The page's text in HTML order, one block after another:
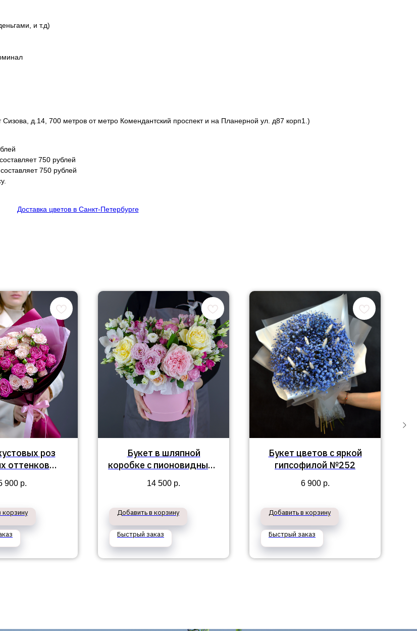
и т.д)
д.14, 700 метров от метро Комендантский проспект и на Планерной ул. д87 корп1.)
750 рублей
750 рублей
Доставка цветов в Санкт-Петербурге
роз
оттенков
900 р.
корзину
Букет в шляпной
коробке с пионовидными
и кустовыми розами
"Шамбери"
14 500 р.
Добавить в корзину
Быстрый заказ
Букет цветов с яркой
гипсофилой №252
6 900 р.
Добавить в корзину
Быстрый заказ